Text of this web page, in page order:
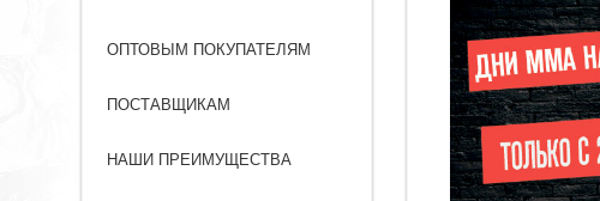
ОПТОВЫМ ПОКУПАТЕЛЯМ
ПОСТАВЩИКАМ
НАШИ ПРЕИМУЩЕСТВА